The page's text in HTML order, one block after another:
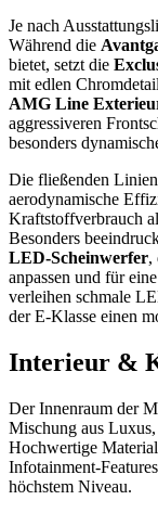
Je nach
Während die
bietet, setzt die
mit edlen
AMG Line
aggressiveren
besonders
Die fließenden
aerodynamische
Kraftstoffverbrauch
Besonders
LED-Scheinwerfer,
anpassen und für
verleihen schmale
der E-Klasse einen
Interieur &
Der Innenraum der
Mischung aus
Hochwertige
Infotainment-
höchstem Niveau.